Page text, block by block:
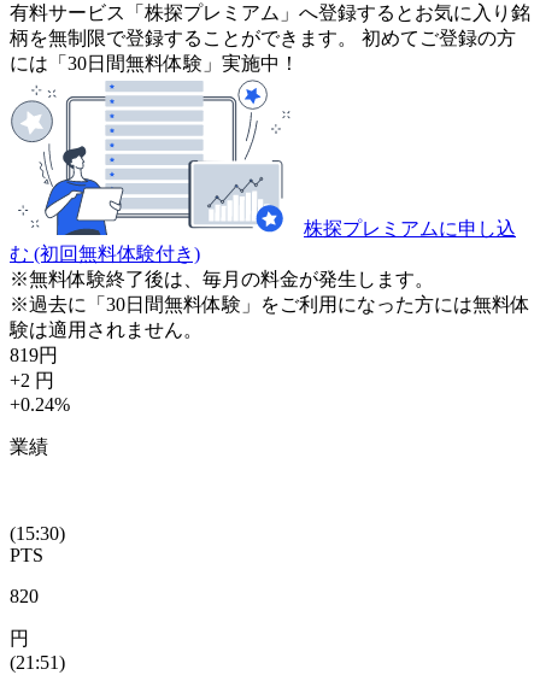
有料サービス「株探プレミアム」へ登録するとお気に入り銘
柄を無制限で登録することができます。 初めてご登録の方
には「30日間無料体験」実施中！
株探プレミアムに申し込
む (初回無料体験付き)
※無料体験終了後は、毎月の料金が発生します。
※過去に「30日間無料体験」をご利用になった方には無料体
験は適用されません。
819円
+2 円
+0.24%
業績
(15:30)
PTS
820
円
(21:51)